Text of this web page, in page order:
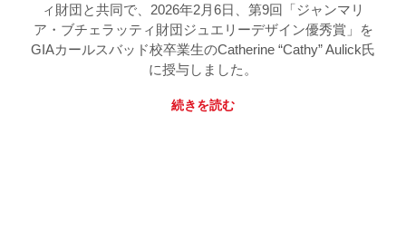
ィ財団と共同で、2026年2月6日、第9回「ジャンマリ
ア・ブチェラッティ財団ジュエリーデザイン優秀賞」を
GIAカールスバッド校卒業生のCatherine “Cathy” Aulick氏
に授与しました。
続きを読む